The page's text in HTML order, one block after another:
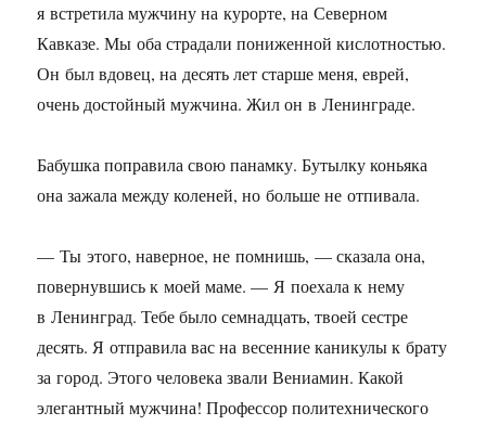
я встретила мужчину на курорте, на Северном
Кавказе. Мы оба страдали пониженной кислотностью.
Он был вдовец, на десять лет старше меня, еврей,
очень достойный мужчина. Жил он в Ленинграде.
Бабушка поправила свою панамку. Бутылку коньяка
она зажала между коленей, но больше не отпивала.
— Ты этого, наверное, не помнишь, — сказала она,
повернувшись к моей маме. — Я поехала к нему
в Ленинград. Тебе было семнадцать, твоей сестре
десять. Я отправила вас на весенние каникулы к брату
за город. Этого человека звали Вениамин. Какой
элегантный мужчина! Профессор политехнического